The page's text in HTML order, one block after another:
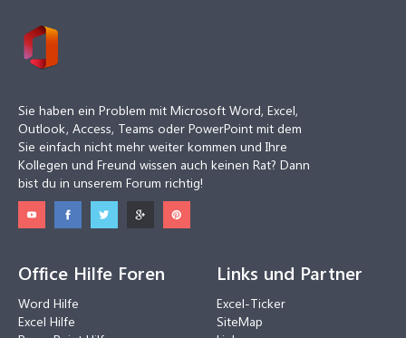
Sie haben ein Problem mit Microsoft Word, Excel,
Outlook, Access, Teams oder PowerPoint mit dem
Sie einfach nicht mehr weiter kommen und Ihre
Kollegen und Freund wissen auch keinen Rat? Dann
bist du in unserem Forum richtig!
Office Hilfe Foren
Word Hilfe
Excel Hilfe
Links und Partner
Excel-Ticker
SiteMap